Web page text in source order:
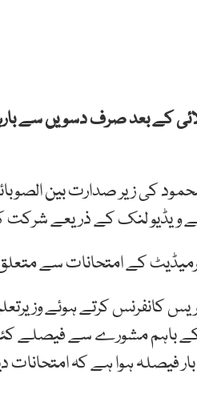
حکومت نے 10 جولائی کے بعد صرف
کی زیر صدارت بین
ویڈیو لنک کے ذریعے شرکت
کے امتحانات سے متعلق
کانفرنس کرتے ہوئے
کے باہم مشورے سے فیصلے
فیصلہ ہوا ہے کہ امتحانات